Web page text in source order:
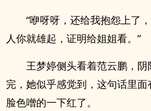
“咿呀呀，还给我抱怨上了
人你就雄起，证明给姐姐看。”
王梦婷侧头看着范云鹏，
完，她似乎感觉到，这句话里面
脸色噌的一下红了。